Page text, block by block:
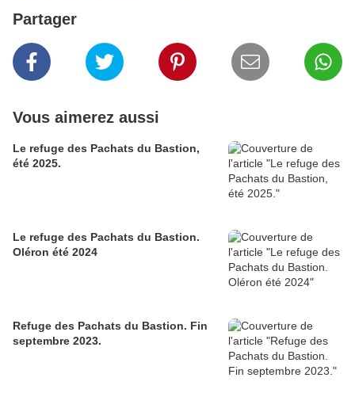
Partager
Vous aimerez aussi
Le refuge des Pachats du Bastion,
été 2025.
Le refuge des Pachats du Bastion.
Oléron été 2024
Refuge des Pachats du Bastion. Fin
septembre 2023.